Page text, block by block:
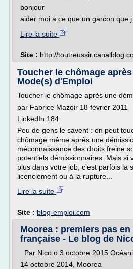
bonjour
aider moi a ce que un garcon que j
Lire la suite
Site : http://
Toucher le chômage
Mode(s) d'Emploi
Toucher le chômage après une
par Fabrice Mazoir 18 février 2011
LinkedIn 184
Peu de gens le savent : on peut
chômage même après une
méconnaissance des droits freine
potentiels démissionnaires. Mais si
plus dans votre job, c'est parfois la
licenciement ou à la rupture...
Lire la suite
Site : blog-emploi.com
Moorea : premiers pas
française - Le blog de
Par Nico o 3 octobre 2015
14 octobre 2014, Moorea